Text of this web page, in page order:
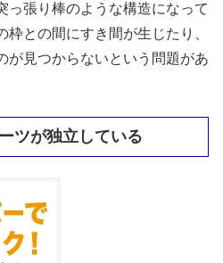
っ張り棒のような構造になって
との間にすき間が生じたり、
が見つからないという問題があ
ツが独立している